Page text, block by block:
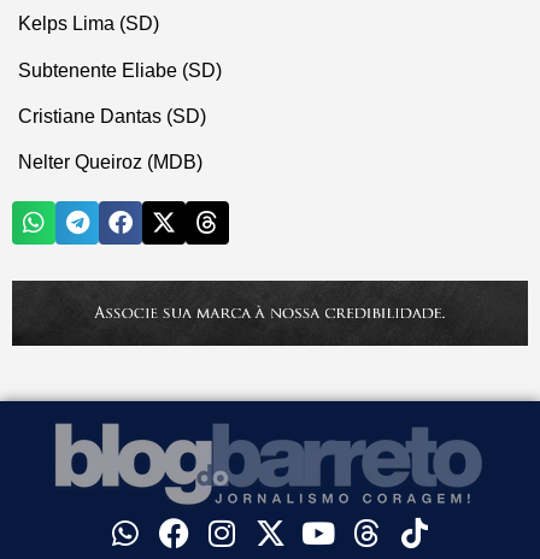
Kelps Lima (SD)
Subtenente Eliabe (SD)
Cristiane Dantas (SD)
Nelter Queiroz (MDB)